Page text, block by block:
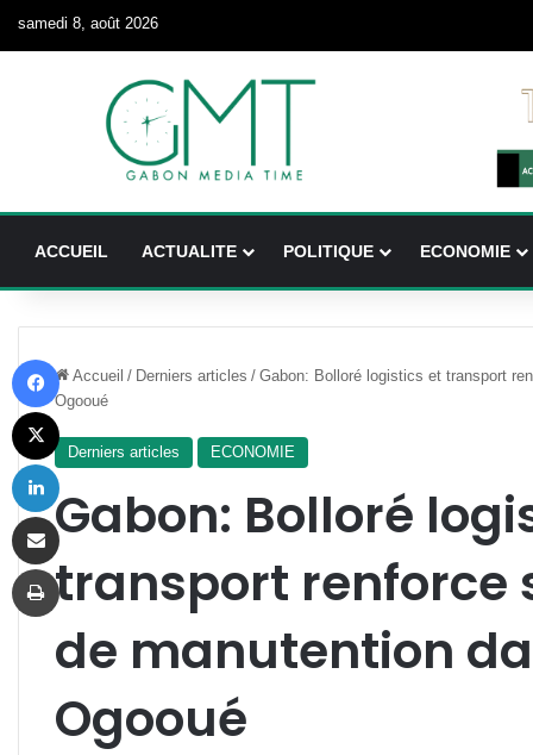
samedi 8, août 2026
ACCUEIL ACTUALITE POLITIQUE ECONOMIE
Accueil / Derniers articles / Gabon: Bolloré logistics et transport
Ogooué
Derniers articles ECONOMIE
Gabon: Bolloré
transport renforce
de manutention
Ogooué
X
Linkedin
Partager par email
Imprimer